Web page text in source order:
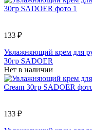
133 ₽
Увлажняющий крем для
30гр SADOER
Нет в наличии
133 ₽